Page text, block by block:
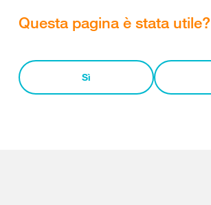
Questa pagina è stata utile?
Sì